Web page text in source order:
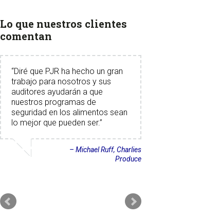
Lo que nuestros clientes
comentan
Diré que PJR ha hecho un gran
trabajo para nosotros y sus
auditores ayudarán a que
nuestros programas de
seguridad en los alimentos sean
lo mejor que pueden ser.
Michael Ruff Charlies
Produce